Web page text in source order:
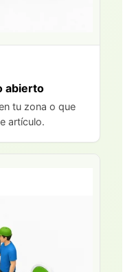
abierto
tu zona o que
artículo.